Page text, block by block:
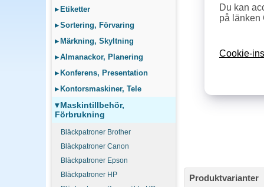
▸ Etiketter
▸Sortering, Förvaring
▸ Märkning, Skyltning
▸Almanackor, Planering
▸ Konferens, Presentation
▸ Kontorsmaskiner, Tele
▾Maskintillbehör,
Förbrukning
Bläckpatroner Brother
Bläckpatroner Canon
Bläckpatroner Epson
Bläckpatroner HP
Produktvarianter
Du kan
på länken
Cookie-